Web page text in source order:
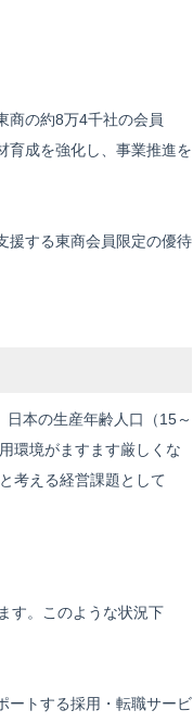
商の約8万4千社の会員
育成を強化し、事業推進を
援する東商会員限定の優待
本の生産年齢人口（15～
環境がますます厳しくな
考える経営課題として
す。このような状況下
ートする採用・転職サービ